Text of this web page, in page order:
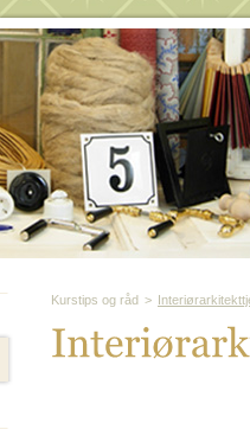
Kurstips og råd >
Interiø